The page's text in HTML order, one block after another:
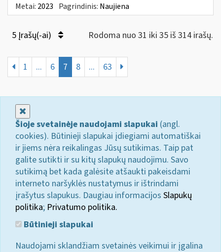
Metai: 2023 Pagrindinis: Naujiena
5 Įrašų(-ai) Rodoma nuo 31 iki 35 iš 314 irašų.
1 ... 6 7 8 ... 63
Šioje svetainėje naudojami slapukai (angl.
cookies). Būtinieji slapukai įdiegiami automatiškai
ir jiems nėra reikalingas Jūsų sutikimas. Taip pat
galite sutikti ir su kitų slapukų naudojimu. Savo
sutikimą bet kada galėsite atšaukti pakeisdami
interneto naršyklės nustatymus ir ištrindami
įrašytus slapukus. Daugiau informacijos Slapukų
politika; Privatumo politika.
Būtinieji slapukai
Naudojami sklandžiam svetainės veikimui ir įgalina